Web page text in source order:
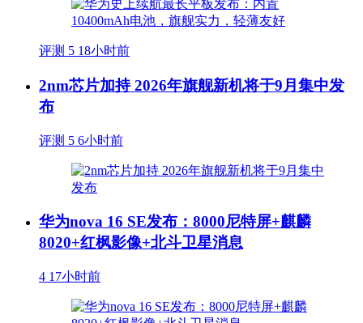
评测 5 18小时前
2nm芯片加持 2026年旗舰新机将于9月集中发
布
评测 5 6小时前
华为nova 16 SE发布：8000尼特屏+麒麟
8020+红枫影像+北斗卫星消息
4 17小时前